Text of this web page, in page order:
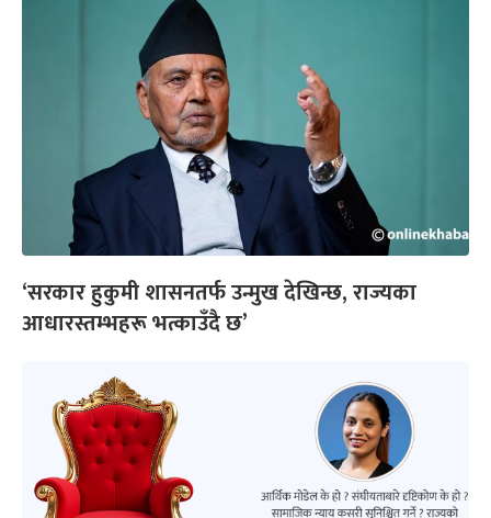
‘सरकार हुकुमी शासनतर्फ उन्मुख देखिन्छ, राज्यका
आधारस्तम्भहरू भत्काउँदै छ’